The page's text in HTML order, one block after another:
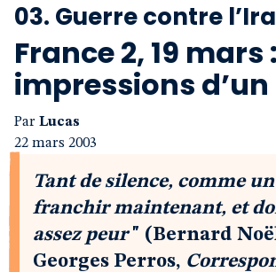
Notre revue
Boutique
03. Guerre contre
France 2, 19 mars :
impressions
Par Lucas
22 mars 2003
Tant de silence, comme
franchir maintenant, et
assez peur" (Bernard
Georges Perros,